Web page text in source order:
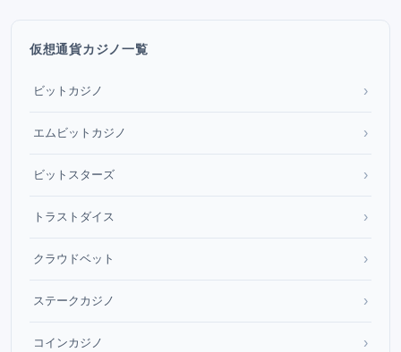
仮想通貨カジノ一覧
ビットカジノ ›
エムビットカジノ ›
ビットスターズ ›
トラストダイス ›
クラウドベット ›
ステークカジノ ›
コインカジノ ›